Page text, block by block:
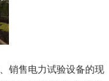
销售电力试验设备的现